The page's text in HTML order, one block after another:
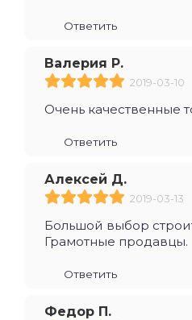
Ответить
Валерия Р.
2019-03-10
Очень качественные
Ответить
Алексей Д.
2019-03-13
Большой выбор
Грамотные продавцы.
Ответить
Федор П.